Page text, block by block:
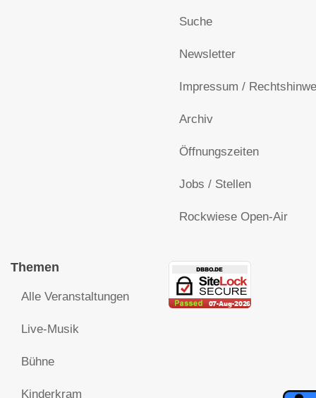
Suche
Newsletter
Impressum /
Archiv
Öffnungszeiten
Jobs / Stellen
Rockwiese Open-Air
Themen
Alle Veranstaltungen
Live-Musik
Bühne
Kinderkram